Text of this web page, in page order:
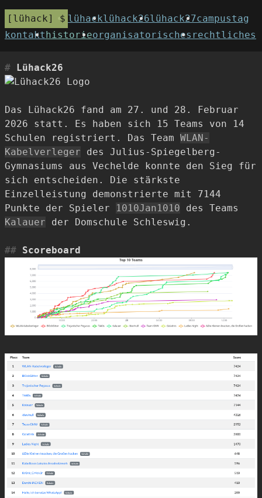
lühack lühacklühack26lühack27campustag
kontakthistorieorganisatorisches rechtliches
Lühack26
Das Lühack26 fand am 27. und 28. Februar
2026 statt. Es haben sich 15 Teams von 14
Schulen registriert. Das Team WLAN-
Kabelverleger des Julius-Spiegelberg-
Gymnasiums aus Vechelde konnte den Sieg für
sich entscheiden. Die stärkste
Einzelleistung demonstrierte mit 7144
Punkte der Spieler
1010Jan1010 des Teams
Kalauer der Domschule Schleswig.
Scoreboard